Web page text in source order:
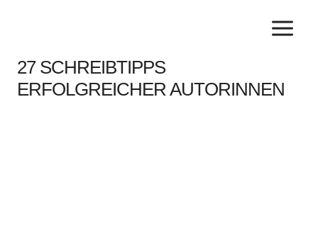
27 SCHREIBTIPPS
ERFOLGREICHER AUTORINNEN